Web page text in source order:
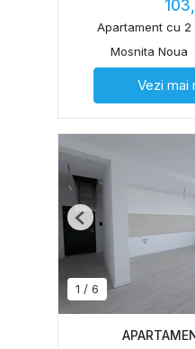
Apartament cu
Mosnita Noua
Vezi mai
1 / 6
Previous